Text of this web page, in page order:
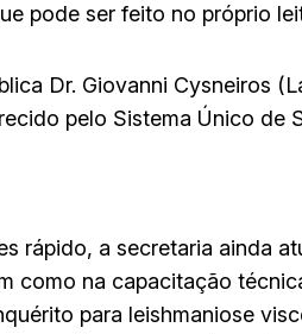
pode ser feito no próprio
Dr. Giovanni Cysneiros
pelo Sistema Único de
rápido, a secretaria ainda
como na capacitação
para leishmaniose